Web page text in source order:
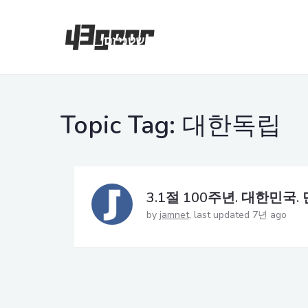
Topic Tag: 대한독립
3.1절 100주년. 대한민국.
by jamnet last updated 7년 ago